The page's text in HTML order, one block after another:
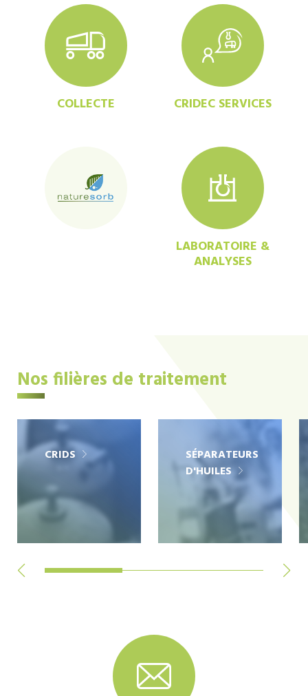
COLLECTE CRIDEC SERVICES
LABORATOIRE &
ANALYSES
Nos filières de traitement
CRIDS
SÉPARATEURS
D'HUILES